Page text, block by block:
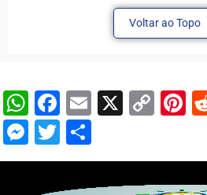
Voltar ao Topo
WhatsApp
Facebook
Email
X
Messenger
Twitter